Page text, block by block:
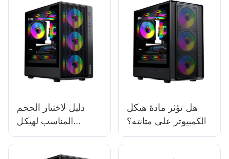
دليل لاختيار الحجم
المناسب لهيكل
الكمبيوتر الشخصي
هل تؤثر مادة هيكل
الكمبيوتر على متانته؟